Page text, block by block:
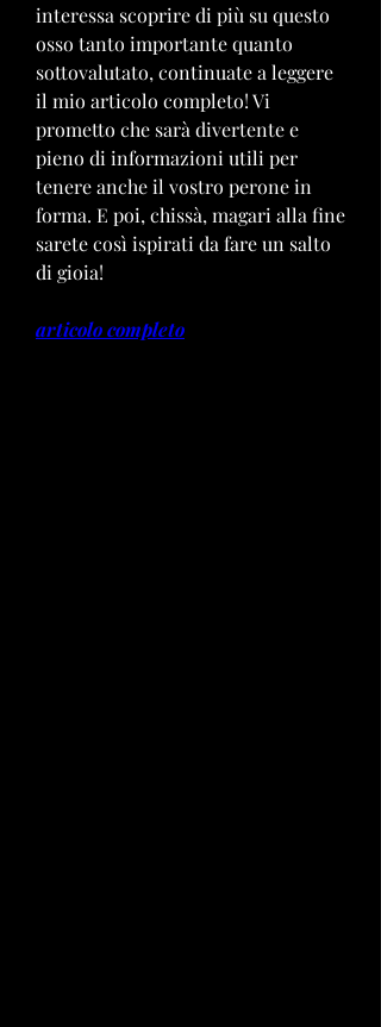
interessa scoprire di più su questo
osso tanto importante quanto
sottovalutato, continuate a leggere
il mio articolo completo! Vi
prometto che sarà divertente e
pieno di informazioni utili per
tenere anche il vostro perone in
forma. E poi, chissà, magari alla fine
sarete così ispirati da fare un salto
di gioia!
articolo completo